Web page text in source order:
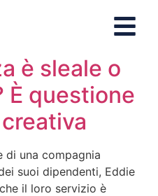
è sleale o
questione
di una compagnia
suoi dipendenti, Eddie
il loro servizio è